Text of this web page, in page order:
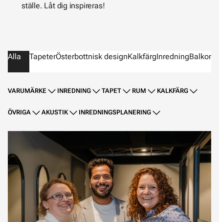
ställe. Låt dig inspireras!
Alla TapeterÖsterbottnisk designKalkfärgInredning
VARUMÄRKE INREDNING TAPET RUM KALKFÄRG
ÖVRIGA AKUSTIK INREDNINGSPLANERING